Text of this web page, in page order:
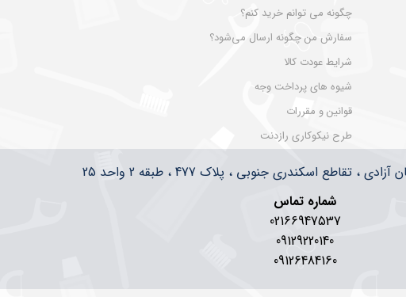
چگونه می توانم خرید کنم؟
سفارش من چگونه ارسال می‌شود؟
شرایط عودت کالا
شیوه های پرداخت وجه
قوانین و مقررات
طرح نیکوکاری رازدنت
، تقاطع اسکندری جنوبی ، پلاک 477 ، طبقه 2 واحد 25
شماره تماس
02166947537
09129220140
09126484160